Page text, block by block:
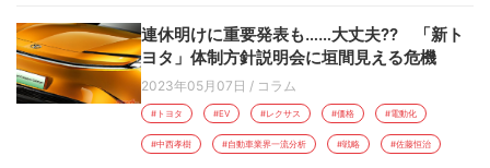
連休明けに重要発表も……大丈夫?? 「新ト
ヨタ」体制方針説明会に垣間見える危機
2023年05月07日 / コラム
#トヨタ #EV #レクサス #価格 #電動化
#中西孝樹 #自動車業界一流分析 #戦略 #佐藤恒治